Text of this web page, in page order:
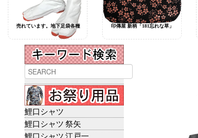
鯉口シャツ
鯉口シャツ 祭矢
鯉口シャツ 江戸一